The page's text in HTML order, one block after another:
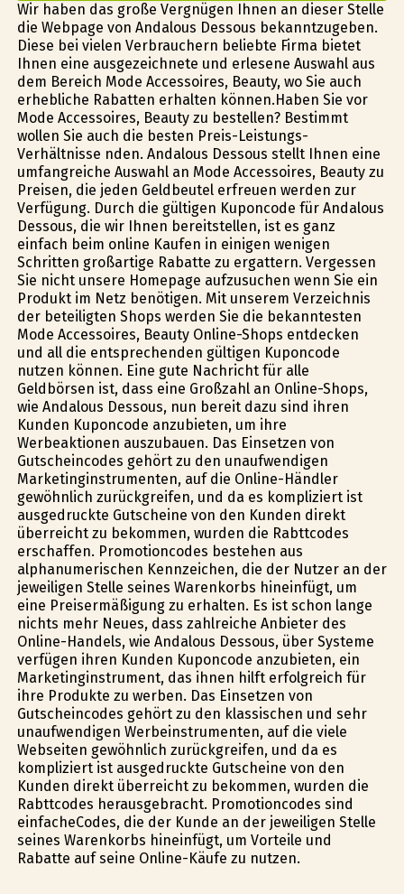
Wir haben das große Vergnügen Ihnen an dieser Stelle
die Webpage von Andalous Dessous bekanntzugeben.
Diese bei vielen Verbrauchern beliebte Firma bietet
Ihnen eine ausgezeichnete und erlesene Auswahl aus
dem Bereich Mode Accessoires, Beauty, wo Sie auch
erhebliche Rabatten erhalten können.Haben Sie vor
Mode Accessoires, Beauty zu bestellen? Bestimmt
wollen Sie auch die besten Preis-Leistungs-
Verhältnisse finden. Andalous Dessous stellt Ihnen eine
umfangreiche Auswahl an Mode Accessoires, Beauty zu
Preisen, die jeden Geldbeutel erfreuen werden zur
Verfügung. Durch die gültigen Kuponcode für Andalous
Dessous, die wir Ihnen bereitstellen, ist es ganz
einfach beim online Kaufen in einigen wenigen
Schritten großartige Rabatte zu ergattern. Vergessen
Sie nicht unsere Homepage aufzusuchen wenn Sie ein
Produkt im Netz benötigen. Mit unserem Verzeichnis
der beteiligten Shops werden Sie die bekanntesten
Mode Accessoires, Beauty Online-Shops entdecken
und all die entsprechenden gültigen Kuponcode
nutzen können. Eine gute Nachricht für alle
Geldbörsen ist, dass eine Großzahl an Online-Shops,
wie Andalous Dessous, nun bereit dazu sind ihren
Kunden Kuponcode anzubieten, um ihre
Werbeaktionen auszubauen. Das Einsetzen von
Gutscheincodes gehört zu den unaufwendigen
Marketinginstrumenten, auf die Online-Händler
gewöhnlich zurückgreifen, und da es kompliziert ist
ausgedruckte Gutscheine von den Kunden direkt
überreicht zu bekommen, wurden die Rabttcodes
erschaffen. Promotioncodes bestehen aus
alphanumerischen Kennzeichen, die der Nutzer an der
jeweiligen Stelle seines Warenkorbs hineinfügt, um
eine Preisermäßigung zu erhalten. Es ist schon lange
nichts mehr Neues, dass zahlreiche Anbieter des
Online-Handels, wie Andalous Dessous, über Systeme
verfügen ihren Kunden Kuponcode anzubieten, ein
Marketinginstrument, das ihnen hilft erfolgreich für
ihre Produkte zu werben. Das Einsetzen von
Gutscheincodes gehört zu den klassischen und sehr
unaufwendigen Werbeinstrumenten, auf die viele
Webseiten gewöhnlich zurückgreifen, und da es
kompliziert ist ausgedruckte Gutscheine von den
Kunden direkt überreicht zu bekommen, wurden die
Rabttcodes herausgebracht. Promotioncodes sind
einfacheCodes, die der Kunde an der jeweiligen Stelle
seines Warenkorbs hineinfügt, um Vorteile und
Rabatte auf seine Online-Käufe zu nutzen.